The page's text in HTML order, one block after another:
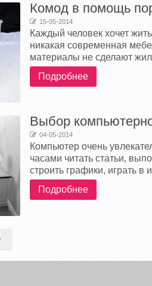
Комод в помощь
15-05-2014
Каждый человек хочет
никакая современная
материалы не сделают
Подробнее
Выбор
04-05-2014
Компьютер очень
часами читать статьи,
строить графики, играть в
Подробнее